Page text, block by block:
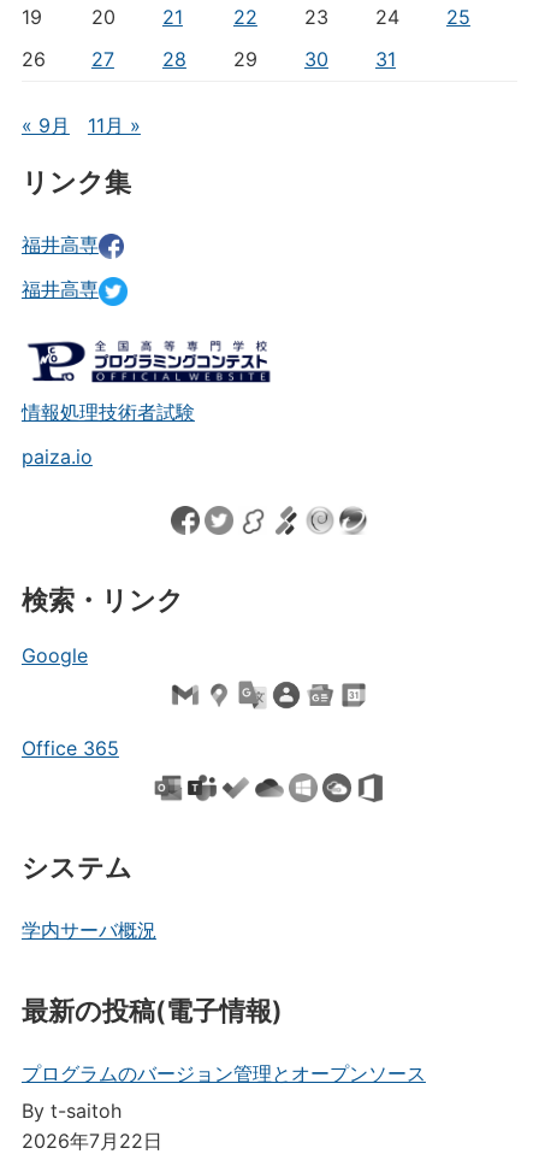
19
20 21 22 23 24
25
26
27 28 29 30 31
« 9月 11月 »
リンク集
福井高専
福井高専
情報処理技術者試験
paiza.io
検索・リンク
Google
Office 365
システム
学内サーバ概況
最新の投稿(電子情報)
プログラムのバージョン管理とオープンソース
By t-saitoh
2026年7月22日